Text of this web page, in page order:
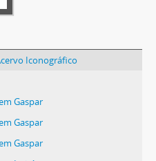
Iconográfico
Gaspar
Gaspar
Gaspar